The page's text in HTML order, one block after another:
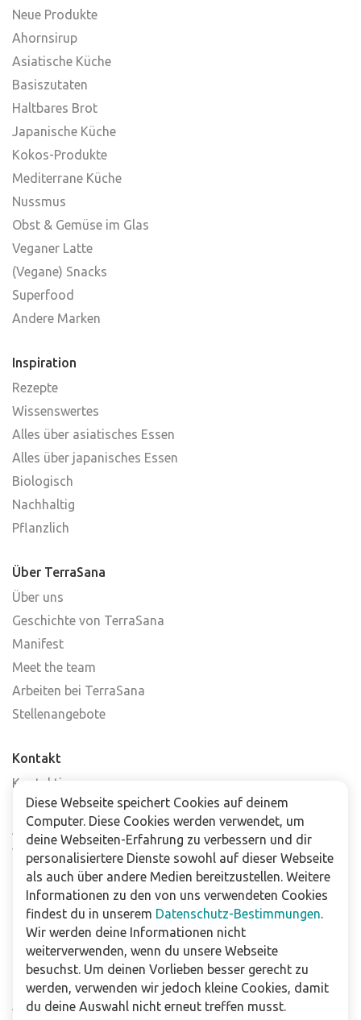
Neue Produkte
Ahornsirup
Asiatische Küche
Basiszutaten
Haltbares Brot
Japanische Küche
Kokos-Produkte
Mediterrane Küche
Nussmus
Obst & Gemüse im Glas
Veganer Latte
(Vegane) Snacks
Superfood
Andere Marken
Inspiration
Rezepte
Wissenswertes
Alles über asiatisches Essen
Alles über japanisches Essen
Biologisch
Nachhaltig
Pflanzlich
Über TerraSana
Über uns
Geschichte von TerraSana
Manifest
Meet the team
Arbeiten bei TerraSana
Stellenangebote
Kontakt
Kontaktiere uns
Häufig gestellte Fragen
Abonniere unseren Newsletter
Verkaufsstellen
Für Unternehmen
Downloads
Impressum
Datenschutzbestimmungen
Allgemeine Verkaufs- und Lieferbedingungen
Diese Webseite speichert Cookies auf deinem
Computer. Diese Cookies werden verwendet, um
deine Webseiten-Erfahrung zu verbessern und dir
personalisiertere Dienste sowohl auf dieser Webseite
als auch über andere Medien bereitzustellen. Weitere
Informationen zu den von uns verwendeten Cookies
findest du in unserem Datenschutz-Bestimmungen.
Wir werden deine Informationen nicht
weiterverwenden, wenn du unsere Webseite
besuchst. Um deinen Vorlieben besser gerecht zu
werden, verwenden wir jedoch kleine Cookies, damit
du deine Auswahl nicht erneut treffen musst.